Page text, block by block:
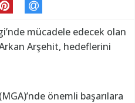
mücadele edecek olan
Arşehit, hedeflerini
önemli başarılara